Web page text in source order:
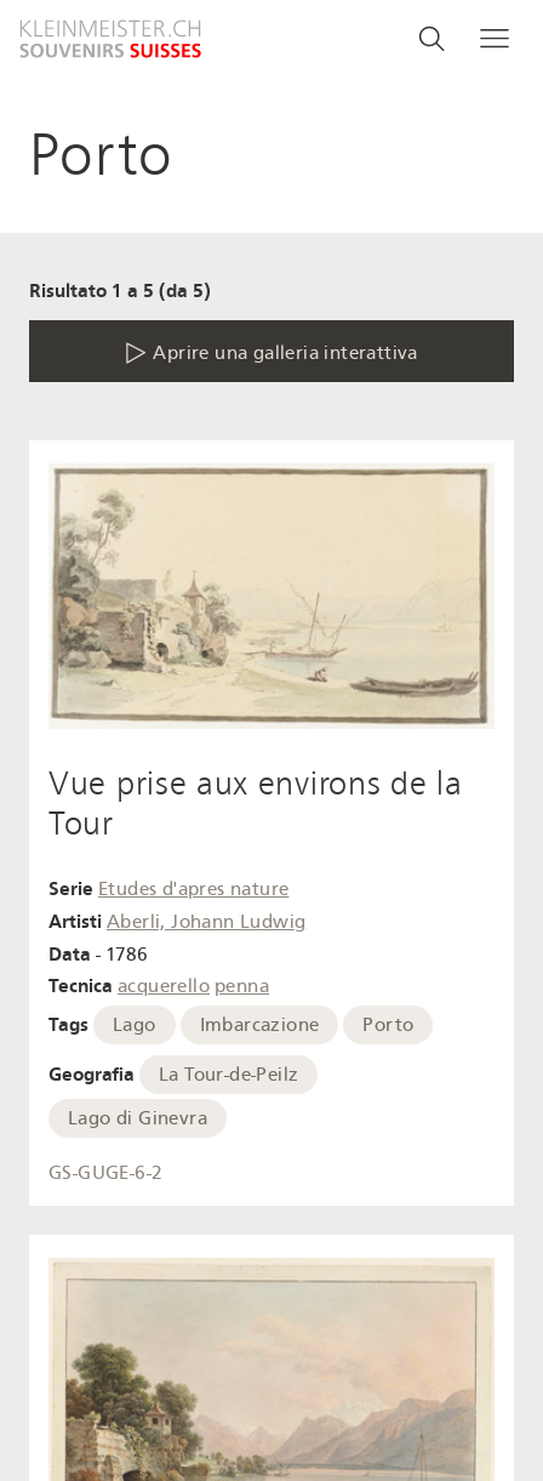
Search
Cerca
Porto
Risultato 1 a 5 (da 5)
Aprire una galleria interattiva
Vue prise aux environs de la
Tour
Serie Etudes d'apres nature
Artisti Aberli, Johann Ludwig
Data - 1786
Tecnica acquerello penna
Tags Lago Imbarcazione Porto
Geografia
La Tour-de-Peilz
Lago di Ginevra
GS-GUGE-6-2